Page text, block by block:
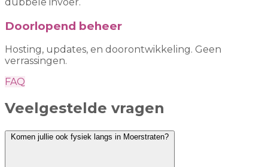
Doorlopend beheer
Hosting, updates, en doorontwikkeling. Geen
verrassingen.
FAQ
Veelgestelde vragen
Komen jullie ook fysiek langs in Moerstraten?